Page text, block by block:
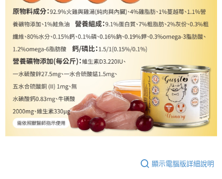
顯示電腦版詳細說明